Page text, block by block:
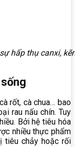
hấp thụ canxi,
rốt, cà chua… bao
rau nấu chín. Tuy
Bởi hệ tiêu hóa
nhiều thực phẩm
tiêu chảy hoặc rối